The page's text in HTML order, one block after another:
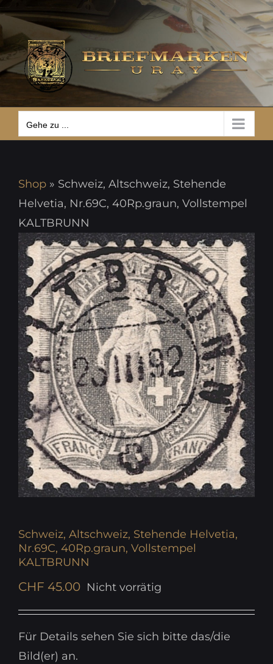
Zum
Inhalt
springen
Gehe zu ...
Gehe zu ...
Shop » Schweiz, Altschweiz, Stehende
Helvetia, Nr.69C, 40Rp.graun, Vollstempel
KALTBRUNN
Schweiz, Altschweiz, Stehende Helvetia,
Nr.69C, 40Rp.graun, Vollstempel
KALTBRUNN
CHF 45.00 Nicht vorrätig
Für Details sehen Sie sich bitte das/die
Bild(er) an.